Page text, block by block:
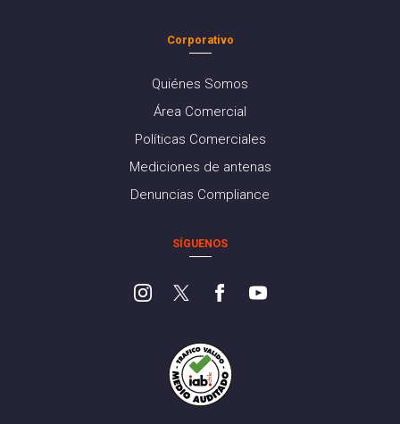
Corporativo
Quiénes Somos
Área Comercial
Políticas Comerciales
Mediciones de antenas
Denuncias Compliance
SÍGUENOS